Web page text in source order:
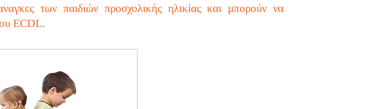
των παιδιών προσχολικής ηλικίας και μπορούν να
ECDL.